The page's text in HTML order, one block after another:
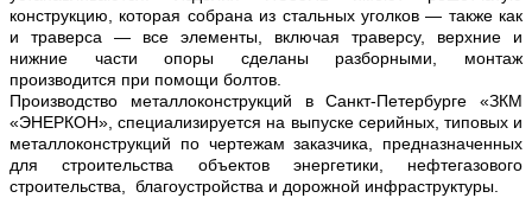
конструкцию, которая собрана из стальных уголков — также как
и траверса — все элементы, включая траверсу, верхние и
нижние части опоры сделаны разборными, монтаж
производится при помощи болтов.
Производство металлоконструкций в Санкт-Петербурге «ЗКМ
«ЭНЕРКОН», специализируется на выпуске серийных, типовых и
металлоконструкций по чертежам заказчика, предназначенных
для строительства объектов энергетики, нефтегазового
строительства, благоустройства и дорожной инфраструктуры.